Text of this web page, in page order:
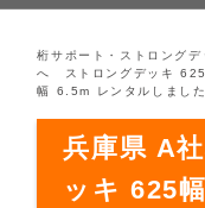
桁サポート・ストロングデ
へ ストロングデッキ
幅 6.5m レンタルしました
兵庫県 A
ッキ 625